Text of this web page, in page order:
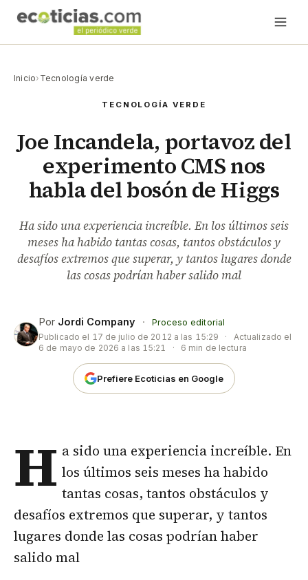
Inicio› Tecnología verde
TECNOLOGÍA VERDE
Joe Incandela, portavoz del
experimento CMS nos
habla del bosón de Higgs
Ha sido una experiencia increíble. En los últimos seis
meses ha habido tantas cosas, tantos obstáculos y
desafíos extremos que superar, y tantos lugares donde
las cosas podrían haber salido mal
Por Jordi Company ·
Proceso editorial
Publicado el 17 de julio de 2012 a las 15:29 ·
Actualizado el
6 de mayo de 2026 a las 15:21
· 6 min de lectura
Prefiere Ecoticias en Google
H a sido una experiencia increíble. En
los últimos seis meses ha habido
tantas cosas, tantos obstáculos y
desafíos extremos que superar, y tantos
lugares donde las cosas podrían haber
salido mal